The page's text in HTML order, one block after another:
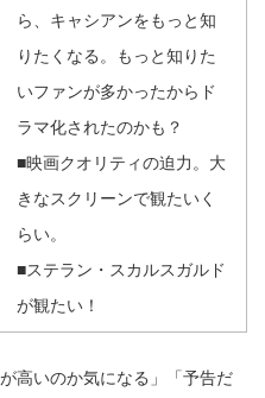
ら、キャシアンをもっと知
りたくなる。もっと知りた
いファンが多かったからド
ラマ化されたのかも？
■映画クオリティの迫力。大
きなスクリーンで観たいく
らい。
■ステラン・スカルスガルド
が観たい！
高いのか気になる」「予告だ